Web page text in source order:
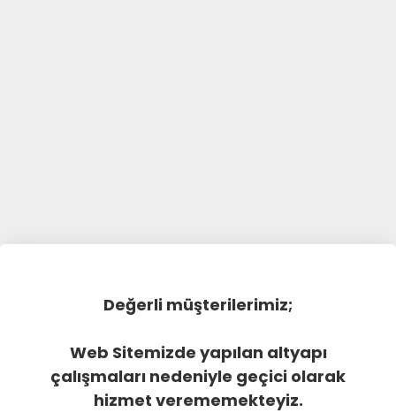
Değerli müşterilerimiz;
Web Sitemizde yapılan altyapı
çalışmaları nedeniyle geçici olarak
hizmet verememekteyiz.